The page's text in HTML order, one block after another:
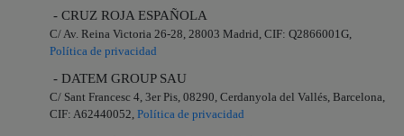
- CRUZ ROJA ESPAÑOLA
C/ Av. Reina Victoria 26-28, 28003 Madrid, CIF: Q2866001G,
Política de privacidad
- DATEM GROUP SAU
C/ Sant Francesc 4, 3er Pis, 08290, Cerdanyola del Vallés, Barcelona,
CIF: A62440052, Política de privacidad